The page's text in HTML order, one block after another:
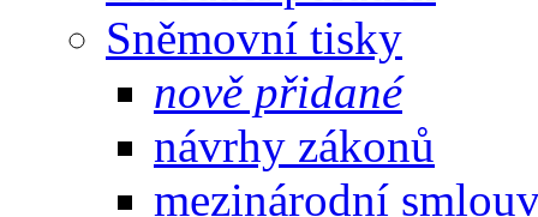
Sněmovní tisky
nově přidané
návrhy zákonů
mezinárodní